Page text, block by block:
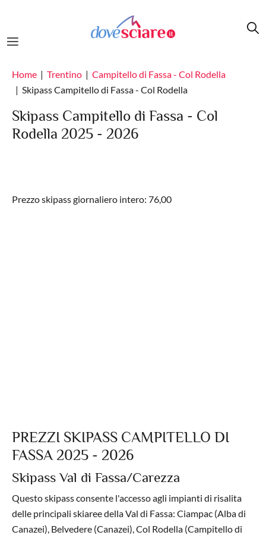
Home Trentino
Campitello di Fassa - Col Rodella
Skipass Campitello di Fassa - Col Rodella
Skipass Campitello di Fassa - Col
Rodella 2025 - 2026
Prezzo skipass giornaliero intero: 76,00
PREZZI SKIPASS CAMPITELLO DI
FASSA 2025 - 2026
Skipass Val di Fassa/Carezza
Questo skipass consente l'accesso agli impianti di risalita
delle principali skiaree della Val di Fassa: Ciampac (Alba di
Canazei), Belvedere (Canazei), Col Rodella (Campitello di